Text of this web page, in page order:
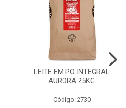
LEITE EM PO INTEGRAL
AURORA 25KG
Código: 2730